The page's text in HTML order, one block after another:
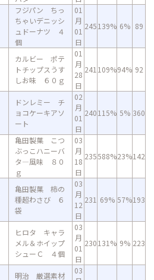
フジパン ちっ
ちゃいデニッシ
ュドーナツ ４
個
01
月
01
日
245139% 6% 89
カルビー ポテ
トチップスうす
しお味 ６０ｇ
01
月
28
日
241 109%94% 92
ドンレミー チ
ョコケーキアソ
ート
02
月
01
日
240115% 5% 360
亀田製菓 こつ
ぶっこハニーバ
タ―風味 ８０
ｇ
03
月
18
日
235588%23%142
亀田製菓 柿の
種超わさび ６
袋
03
月
12
日
231 69% 57%193
ヒロタ キャラ
メル＆ホイップ
シューＣ ４個
03
月
01
日
230131% 9% 223
明治 厳選素材
03